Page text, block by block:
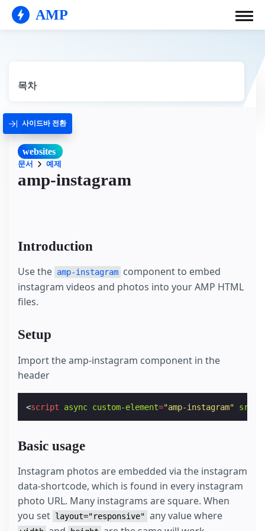
AMP
목차
사이드바 전환
websites
문서 예제
amp-instagram
Introduction
Use the amp-instagram component to embed
instagram videos and photos into your AMP HTML
files.
Setup
Import the amp-instagram component in the
header
<script async custom-element="amp-instagram" src
Basic usage
Instagram photos are embedded via the instagram
data-shortcode, which is found in every instagram
photo URL. Many instagrams are square. When
you set layout="responsive" any value where